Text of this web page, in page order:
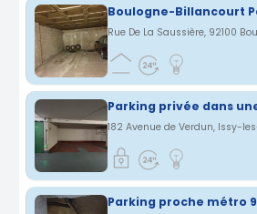
Parking proche métro 9